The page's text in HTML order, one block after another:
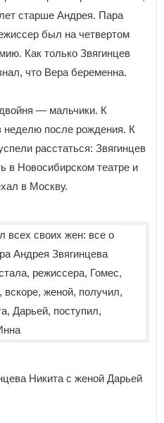
старше Андрея. Пара
был на четвертом
Как только Звягинцев
что Вера беременна.
— мальчики. К
неделю после рождения. К
расстаться: Звягинцев
в Новосибирском театре и
в Москву.
Никита с женой Дарьей